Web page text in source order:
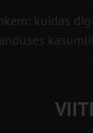
kuidas